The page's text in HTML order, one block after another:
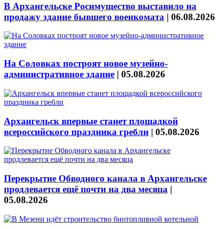
В Архангельске Росимущество выставило на
продажу здание бывшего военкомата | 06.08.2026
На Соловках построят новое музейно-
административное здание | 05.08.2026
Архангельск впервые станет площадкой
всероссийского праздника гребли | 05.08.2026
Перекрытие Обводного канала в Архангельске
продлевается ещё почти на два месяца |
05.08.2026